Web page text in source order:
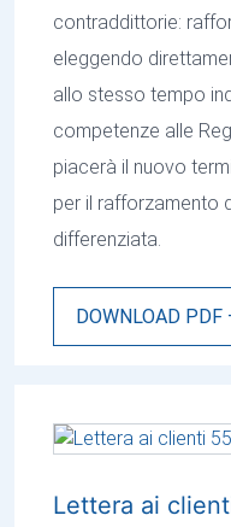
contraddittorie:
eleggendo
allo stesso tempo
competenze alle
piacerà il nuovo
per il rafforzamento
differenziata.
DOWNLOAD
Lettera ai